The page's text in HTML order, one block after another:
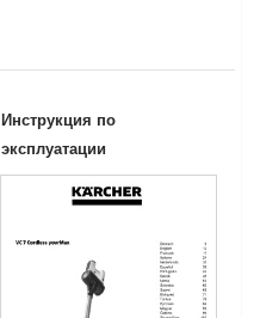
Инструкция по
эксплуатации